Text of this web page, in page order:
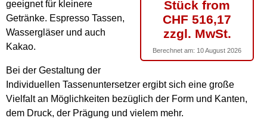
Stück from
CHF 516,17
zzgl. MwSt.
Berechnet am: 10 August 2026
geeignet für kleinere
Getränke. Espresso Tassen,
Wassergläser und auch
Kakao.
Bei der Gestaltung der
Individuellen Tassenuntersetzer ergibt sich eine große
Vielfalt an Möglichkeiten bezüglich der Form und Kanten,
dem Druck, der Prägung und vielem mehr.